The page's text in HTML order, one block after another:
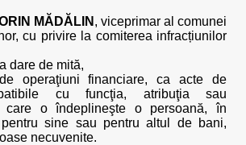
MĂDĂLIN , viceprimar al comunei
cu privire la comiterea infracțiunilor
dare de mită,
operaţiuni financiare, ca acte de
cu funcţia, atribuţia sau
care o îndeplineşte o persoană, în
sine sau pentru altul de bani,
necuvenite.